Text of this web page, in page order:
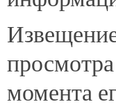
момента